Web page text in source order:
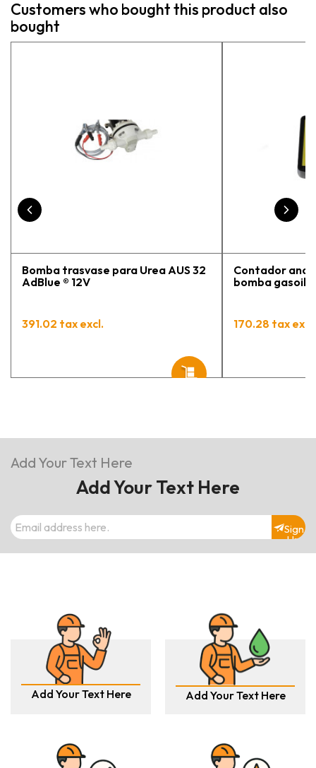
Customers who bought this product also
bought
Bomba trasvase para Urea AUS 32
AdBlue ® 12V
391.02 tax excl.
Contador
bomba gasoil
170.28 tax excl.
Add Your Text Here
Add Your Text Here
Sign
Up
Add Your Text Here Add Your Text Here